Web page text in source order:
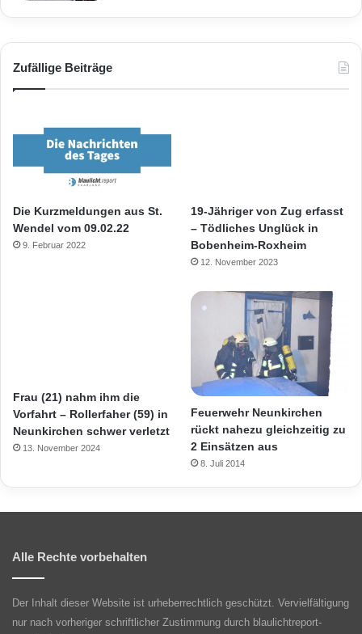
Zufällige Beiträge
Die Kurzmeldungen aus St.
Wendel vom 09.02.22
9. Februar 2022
19-Jähriger von Zug erfasst
– Tödliches Unglück in
Bobenheim-Roxheim
12. November 2023
Frau (21) nahm ihm die
Vorfahrt – Rollerfaher (59) in
Neunkirchen schwer verletzt
13. November 2024
Feuerwehr Neunkirchen
rückt nahezu gleichzeitig zu
2 Einsätzen aus
8. Juli 2014
Alle Rechte vorbehalten
Der Inhalt dieser Website ist urheberrechtlich geschützt. Vervielfältigung
nur nach vorheriger schriftlicher Zustimmung durch blaulichtreport-